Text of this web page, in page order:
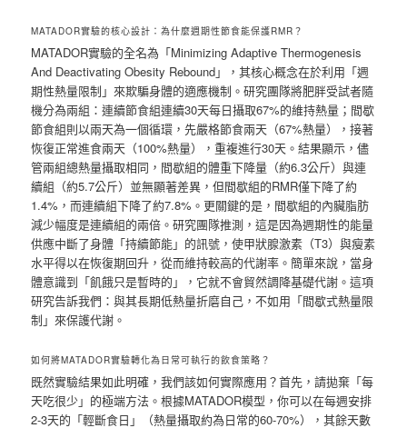
MATADOR實驗的核心設計：為什麼週期性節食能保護RMR？
MATADOR實驗的全名為「Minimizing Adaptive Thermogenesis
And Deactivating Obesity Rebound」，其核心概念在於利用「週
期性熱量限制」來欺騙身體的適應機制。研究團隊將肥胖受試者隨
機分為兩組：連續節食組連續30天每日攝取67%的維持熱量；間歇
節食組則以兩天為一個循環，先嚴格節食兩天（67%熱量），接著
恢復正常進食兩天（100%熱量），重複進行30天。結果顯示，儘
管兩組總熱量攝取相同，間歇組的體重下降量（約6.3公斤）與連
續組（約5.7公斤）並無顯著差異，但間歇組的RMR僅下降了約
1.4%，而連續組下降了約7.8%。更關鍵的是，間歇組的內臟脂肪
減少幅度是連續組的兩倍。研究團隊推測，這是因為週期性的能量
供應中斷了身體「持續節能」的訊號，使甲狀腺激素（T3）與瘦素
水平得以在恢復期回升，從而維持較高的代謝率。簡單來說，當身
體意識到「飢餓只是暫時的」，它就不會貿然調降基礎代謝。這項
研究告訴我們：與其長期低熱量折磨自己，不如用「間歇式熱量限
制」來保護代謝。
如何將MATADOR實驗轉化為日常可執行的飲食策略？
既然實驗結果如此明確，我們該如何實際應用？首先，請拋棄「每
天吃很少」的極端方法。根據MATADOR模型，你可以在每週安排
2-3天的「輕斷食日」（熱量攝取約為日常的60-70%），其餘天數